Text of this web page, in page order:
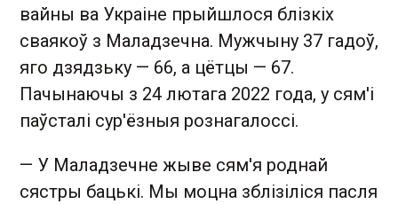
вайны ва Украіне прыйшлося блізкіх
сваякоў з Маладзечна. Мужчыну 37 гадоў,
яго дзядзьку — 66, а цётцы — 67.
Пачынаючы з 24 лютага 2022 года, у сям'і
паўсталі сур'ёзныя рознагалоссі.
— У Маладзечне жыве сям'я роднай
сястры бацькі. Мы моцна зблізіліся пасля